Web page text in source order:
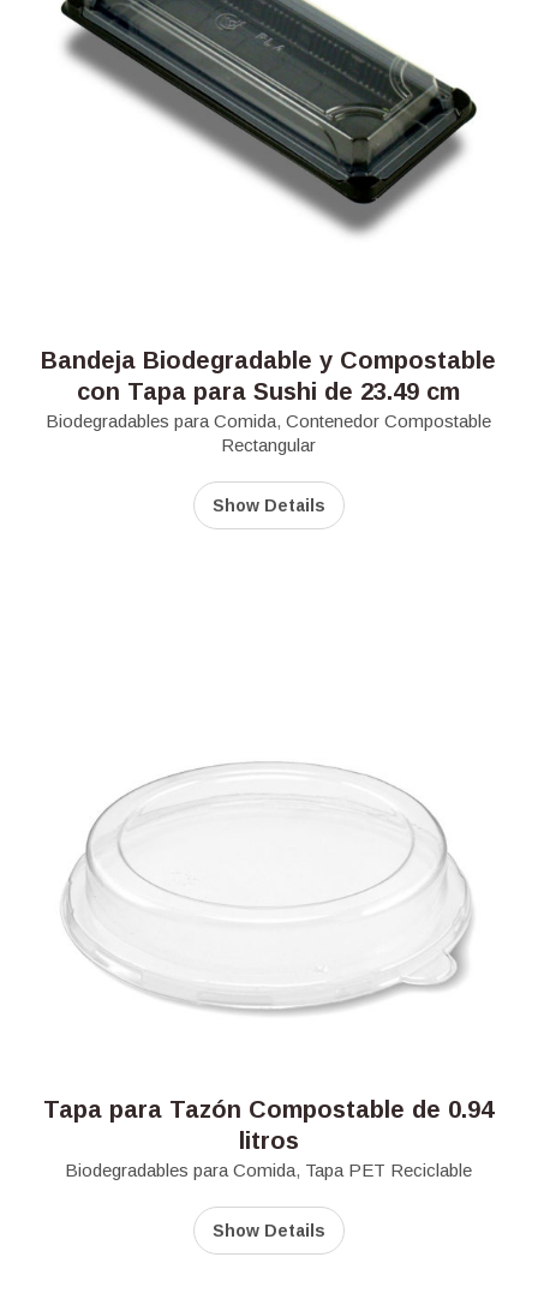
Bandeja Biodegradable y Compostable
con Tapa para Sushi de 23.49 cm
Biodegradables para Comida,Contenedor Compostable
Rectangular
Show Details
Tapa para Tazón Compostable de 0.94
litros
Biodegradables para Comida, Tapa PET Reciclable
Show Details